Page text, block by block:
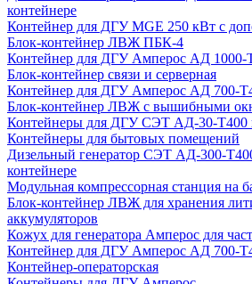
контейнере
Контейнер для ДГУ MGE 250 кВт с
Блок-контейнер ЛВЖ ПБК-4
Контейнер для ДГУ Амперос АД 1000-
Блок-контейнер связи и серверная
Контейнер для ДГУ Амперос АД 700-
Блок-контейнер ЛВЖ с вышибными
Контейнеры для ДГУ СЭТ АД-30-Т400
Контейнеры для бытовых помещений
Дизельный генератор СЭТ АД-300-
контейнере
Модульная компрессорная станция на
Блок-контейнер ЛВЖ для хранения
аккумуляторов
Кожух для генератора Амперос для
Контейнер для ДГУ Амперос АД 700-
Контейнер-операторская